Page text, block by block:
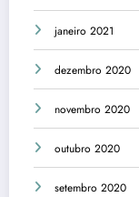
janeiro 2021
dezembro 2020
novembro 2020
outubro 2020
setembro 2020